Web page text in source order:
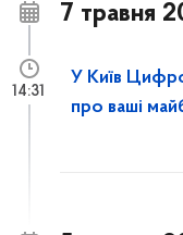
7 травня
У Київ
про ваші
14:31